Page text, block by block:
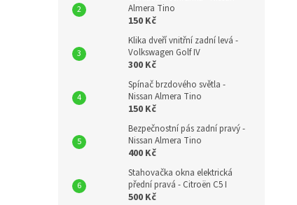
Almera Tino
150 Kč
Klika dveří vnitřní zadní levá -
Volkswagen Golf IV
300 Kč
Spínač brzdového světla -
Nissan Almera Tino
150 Kč
Bezpečnostní pás zadní pravý -
Nissan Almera Tino
400 Kč
Stahovačka okna elektrická
přední pravá - Citroën C5 I
500 Kč